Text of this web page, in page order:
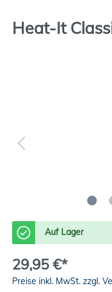
Heat-It
Auf Lager
29,95 €*
Preise inkl. MwSt. zzgl.